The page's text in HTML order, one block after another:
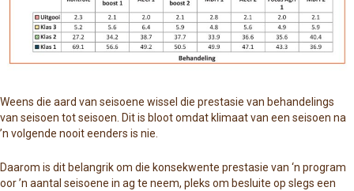
Weens die aard van seisoene wissel die prestasie van behandelings
van seisoen tot seisoen. Dit is bloot omdat klimaat van een seisoen na
’n volgende nooit eenders is nie.
Daarom is dit belangrik om die konsekwente prestasie van ‘n program
oor ’n aantal seisoene in ag te neem, pleks om besluite op slegs een